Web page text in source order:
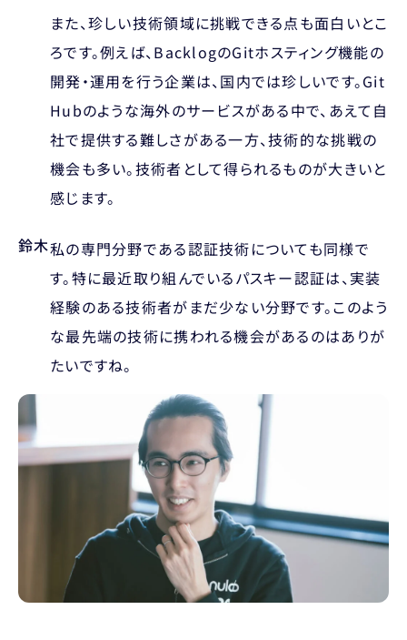
また、珍しい技術領域に挑戦できる点も面白いとこ
ろです。例えば、BacklogのGitホスティング機能の
開発・運用を行う企業は、国内では珍しいです。Git
Hubのような海外のサービスがある中で、あえて自
社で提供する難しさがある一方、技術的な挑戦の
機会も多い。技術者として得られるものが大きいと
感じます。
鈴木私の専門分野である認証技術についても同様で
す。特に最近取り組んでいるパスキー認証は、実装
経験のある技術者がまだ少ない分野です。このよう
な最先端の技術に携われる機会があるのはありが
たいですね。